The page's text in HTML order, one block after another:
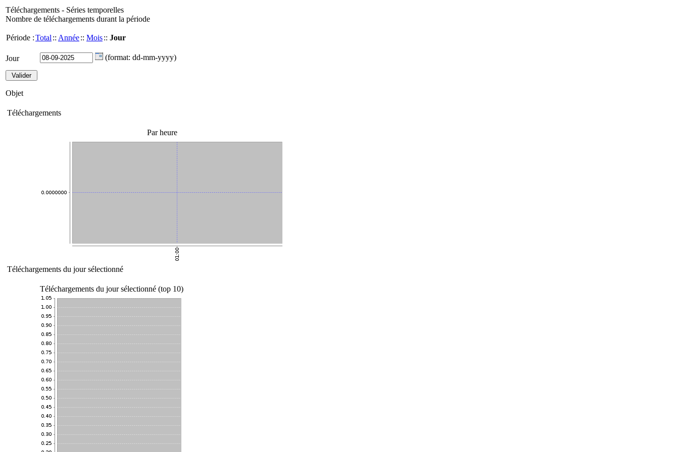
Téléchargements - Séries temporelles
Nombre de téléchargements durant la période
Période :Total :: Année:: Mois:: Jour
Jour (format: dd-mm-yyyy)
Objet
Téléchargements
Par heure
Téléchargements du jour sélectionné
Téléchargements du jour sélectionné (top 10)